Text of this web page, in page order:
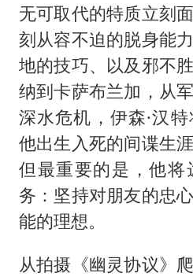
无可取代的特质立刻
刻从容不迫的脱身能
地的技巧、以及邪不
纳到卡萨布兰加，从
深水危机，伊森·汉
他出生入死的间谍生
但最重要的是，他
务：坚持对朋友的忠
能的理想。
从拍摄《幽灵协议》